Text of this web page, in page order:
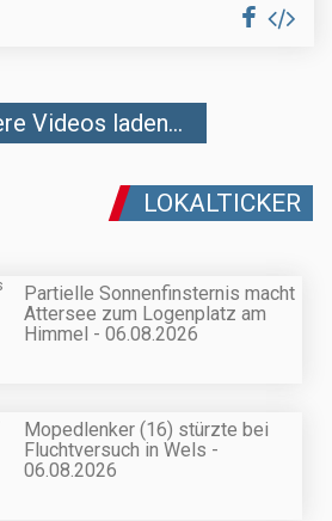
Videos laden...
LOKALTICKER
Partielle Sonnenfinsternis macht
Attersee zum Logenplatz am
Himmel - 06.08.2026
Mopedlenker (16) stürzte bei
Fluchtversuch in Wels -
06.08.2026